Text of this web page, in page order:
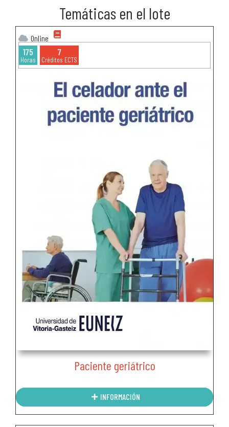
Temáticas en el lote
Online
175
Horas
7
Créditos ECTS
Paciente geriátrico
INFORMACIÓN